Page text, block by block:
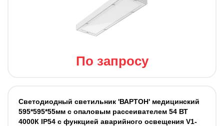
По запросу
Светодиодный светильник 'ВАРТОН' медицинский
595*595*55мм с опаловым рассеивателем 54 ВТ
4000К IP54 с функцией аварийного освещения V1-